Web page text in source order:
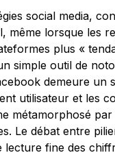
social media,
même lorsque les
plus «
simple outil de
demeure un
utilisateur et les
métamorphosé
Le débat entre
fine des